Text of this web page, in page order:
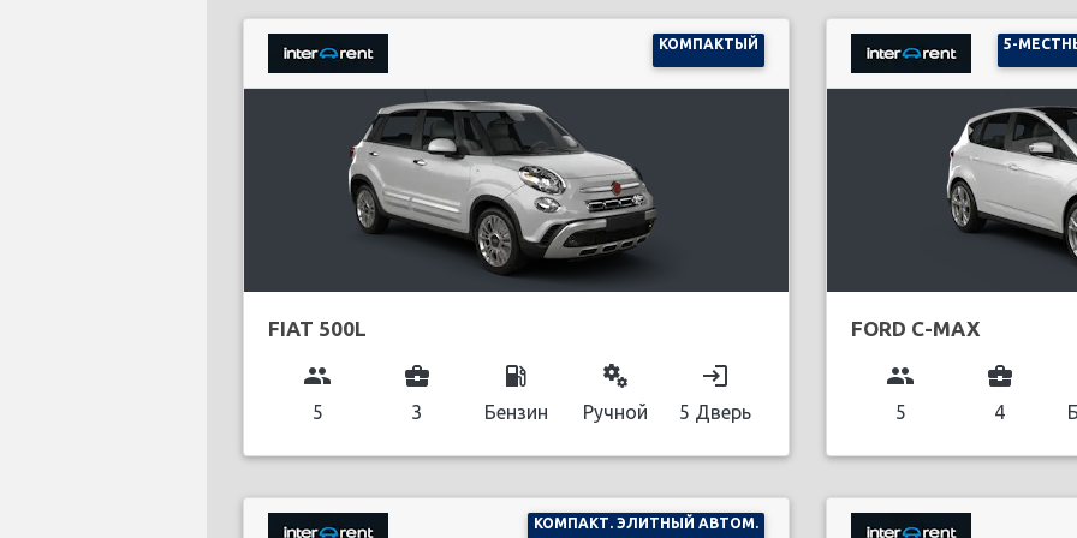
КОМПАКТЫЙ
FIAT 500L
group
5
business_center
3
local_gas_station
Бензин
miscellaneous_services
Ручной
login
5 Дверь
5-
FORD C-MAX
group
5
business_center
4
КОМПАКТ. ЭЛИТНЫЙ АВТОМ.